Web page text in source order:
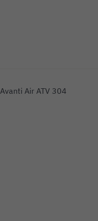
Avanti Air ATV 304